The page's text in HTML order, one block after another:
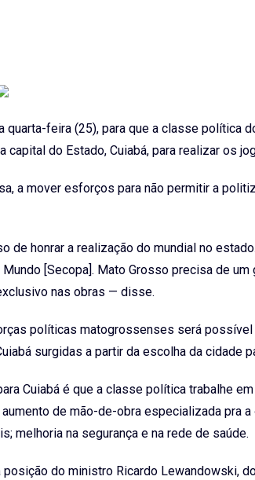
feira (25), para que a classe política
do Estado, Cuiabá, para realizar os
a mover esforços para não permitir a
honrar a realização do mundial no
[Secopa]. Mato Grosso precisa de
nas obras — disse.
políticas matogrossenses será
surgidas a partir da escolha da cidade
Cuiabá é que a classe política trabalhe
de mão-de-obra especializada pra
melhoria na segurança e na rede de saúde.
do ministro Ricardo Lewandowski,